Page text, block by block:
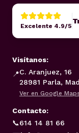
Excelente 4.9/5
Visítanos:
📍C. Aranjuez, 16
28981 Parla,
Ver en Google
Contacto:
📞614 14 81 66